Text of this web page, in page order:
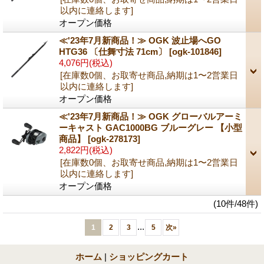
以内に連絡します]
オープン価格
≪'23年7月新商品！≫ OGK 波止場へGO
HTG36 〔仕舞寸法 71cm〕 [ogk-101846]
4,076円(税込)
[在庫数0個、お取寄せ商品,納期は1〜2営業日
以内に連絡します]
オープン価格
≪'23年7月新商品！≫ OGK グローバルアーミ
ーキャスト GAC1000BG ブルーグレー 【小型
商品】 [ogk-278173]
2,822円(税込)
[在庫数0個、お取寄せ商品,納期は1〜2営業日
以内に連絡します]
オープン価格
(10件/48件)
1 2 3 ... 5 次»
ホーム | ショッピングカート